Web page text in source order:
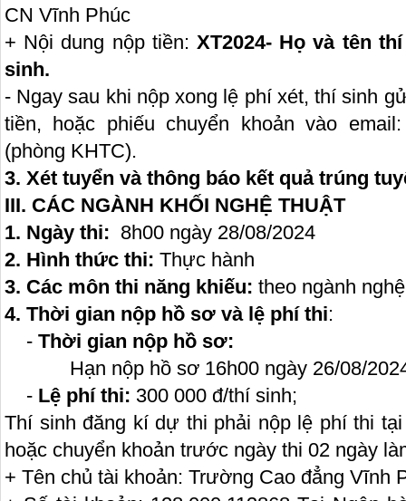
CN Vĩnh Phúc
+ Nội dung nộp tiền: XT2024- Họ và tên
sinh.
- Ngay sau khi nộp xong lệ phí xét, thí sinh
tiền, hoặc phiếu chuyển khoản vào
(phòng KHTC).
3. Xét tuyển và thông báo kết quả trúng
III. CÁC NGÀNH KHỐI NGHỆ THUẬT
1. Ngày thi: 8h00 ngày 28/08/2024
2. Hình thức thi: Thực hành
3. Các môn thi năng khiếu: theo ngành
4. Thời gian nộp hồ sơ và lệ phí thi:
- Thời gian nộp hồ sơ:
Hạn nộp hồ sơ 16h00 ngày 26/08/
- Lệ phí thi: 300 000 đ/thí sinh;
Thí sinh đăng kí dự thi phải nộp lệ phí thi
hoặc chuyển khoản trước ngày thi 02 ngày
+ Tên chủ tài khoản: Trường Cao đẳng Vĩnh